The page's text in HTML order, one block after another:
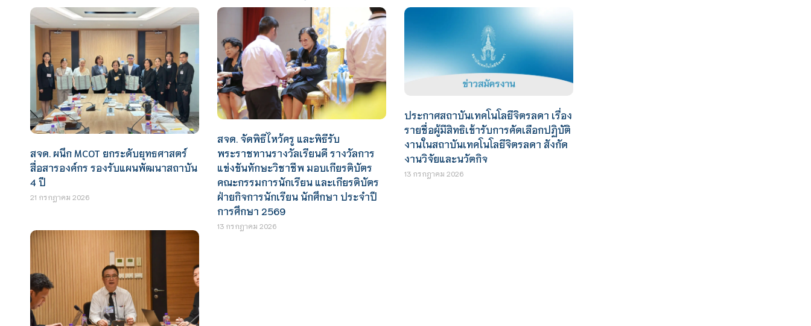
สจด. ผนึก MCOT ยกระดับยุทธศาสตร์
สื่อสารองค์กร รองรับแผนพัฒนาสถาบัน
4 ปี
21 กรกฎาคม 2026
สจด. จัดพิธีไหว้ครู และพิธีรับ
พระราชทานรางวัลเรียนดี รางวัลการ
แข่งขันทักษะวิชาชีพ มอบเกียรติบัตร
คณะกรรมการนักเรียน และเกียรติบัตร
ฝ่ายกิจการนักเรียน นักศึกษา ประจำปี
การศึกษา 2569
13 กรกฎาคม 2026
ประกาศสถาบันเทคโนโลยีจิตรลดา เรื่อง
รายชื่อผู้มีสิทธิเข้ารับการคัดเลือกปฏิบัติ
งานในสถาบันเทคโนโลยีจิตรลดา สังกัด
งานวิจัยและนวัตกิจ
13 กรกฎาคม 2026